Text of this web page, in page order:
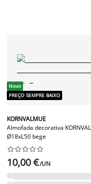
Novo
PREÇO SEMPRE BAIXO
KORNVALMUE
Almofada decorativa
Ø18xL50 bege






10,00 €/UN